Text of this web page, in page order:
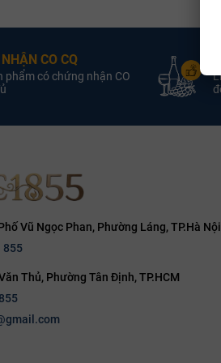
móng đá
vời của cấu
khoáng tính
Các
học của
So với
dào, hàm
CO CQ
phẩm có chứng nhận CO
Vũ Ngọc Phan, Phường Láng, TP.Hà Nội
855
Thủ, Phường Tân Định, TP.HCM